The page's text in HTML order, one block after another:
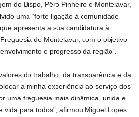
do Bispo, Pêro Pinheiro e Montelavar,
uma “forte ligação à comunidade
apresenta a sua candidatura à
de Montelavar, com o objetivo
e progresso da região”.
do trabalho, da transparência e da
a minha experiência ao serviço dos
uma freguesia mais dinâmica, unida e
vida para todos”, afirmou Miguel Lopes.